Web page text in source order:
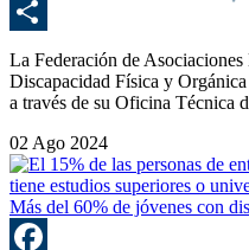
La Federación de Asociaciones
Discapacidad Física y
a través de su Oficina Técnica
02 Ago 2024
Más del 60% de jóvenes con